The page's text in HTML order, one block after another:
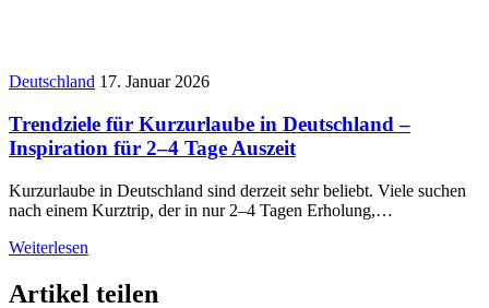
Deutschland 17. Januar 2026
Trendziele für Kurzurlaube in Deutschland –
Inspiration für 2–4 Tage Auszeit
Kurzurlaube in Deutschland sind derzeit sehr beliebt. Viele suchen
nach einem Kurztrip, der in nur 2–4 Tagen Erholung,…
Weiterlesen
Artikel teilen